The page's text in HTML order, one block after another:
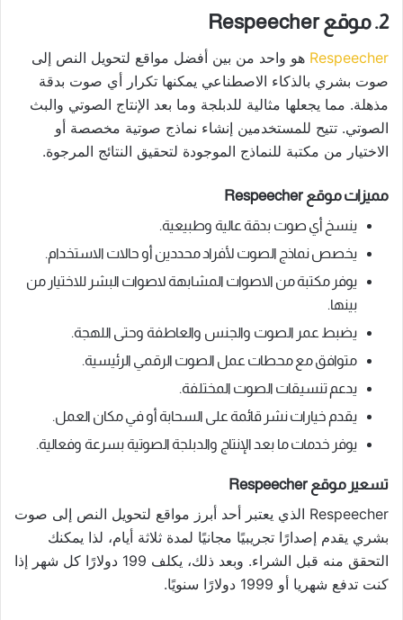
2. موقع Respeecher
Respeecher هو واحد من بين أفضل مواقع لتحويل النص إلى
صوت بشري بالذكاء الاصطناعي يمكنها تكرار أي صوت بدقة
مذهلة. مما يجعلها مثالية للدبلجة وما بعد الإنتاج الصوتي والبث
الصوتي. تتيح للمستخدمين إنشاء نماذج صوتية مخصصة أو
الاختيار من مكتبة للنماذج الموجودة لتحقيق النتائج المرجوة.
مميزات موقع Respeecher
ينسخ أي صوت بدقة عالية وطبيعية.
يخصص نماذج الصوت لأفراد محددين أو حالات الاستخدام.
يوفر مكتبة من الاصوات المشابهة لاصوات البشر للاختيار من
بينها.
يضبط عمر الصوت والجنس والعاطفة وحتى اللهجة.
متوافق مع محطات عمل الصوت الرقمي الرئيسية.
يدعم تنسيقات الصوت المختلفة.
يقدم خيارات نشر قائمة على السحابة أو في مكان العمل.
يوفر خدمات ما بعد الإنتاج والدبلجة الصوتية بسرعة وفعالية.
تسعير موقع Respeecher
Respeecher الذي يعتبر أحد أبرز مواقع لتحويل النص إلى صوت
بشري يقدم إصدارًا تجريبيًا مجانيًا لمدة ثلاثة أيام، لذا يمكنك
التحقق منه قبل الشراء. وبعد ذلك، يكلف 199 دولارًا كل شهر إذا
كنت تدفع شهريا أو 1999 دولارًا سنويًا.